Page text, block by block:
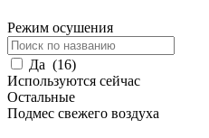
Режим осушения
Да (16)
Используются сейчас
Остальные
Подмес свежего воздуха